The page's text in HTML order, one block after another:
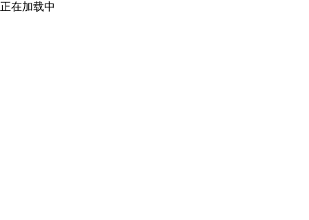
正在加载中